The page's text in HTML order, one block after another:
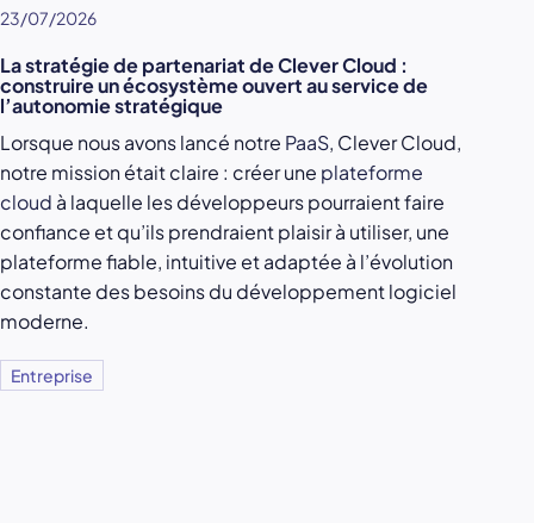
23/07/2026
La stratégie de partenariat de Clever Cloud :
construire un écosystème ouvert au service de
l’autonomie stratégique
Lorsque nous avons lancé notre PaaS, Clever Cloud,
notre mission était claire : créer une plateforme
cloud à laquelle les développeurs pourraient faire
confiance et qu’ils prendraient plaisir à utiliser, une
plateforme fiable, intuitive et adaptée à l’évolution
constante des besoins du développement logiciel
moderne.
Entreprise